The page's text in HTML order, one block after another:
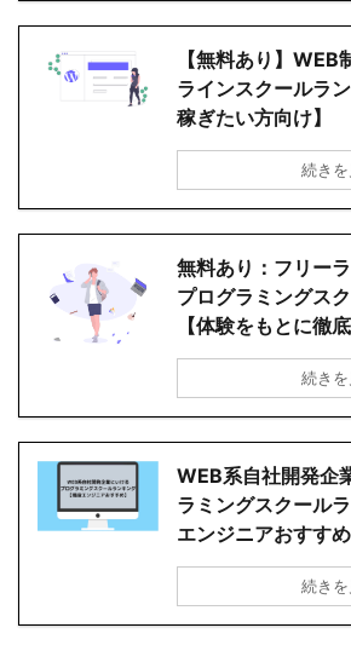
【無料あり】
ラインスクールラ
稼ぎたい方向け】
続き
無料あり：フリー
プログラミングス
【体験をもとに徹
続き
WEB系自社開発企
ラミングスクール
エンジニアおすすめ
続き